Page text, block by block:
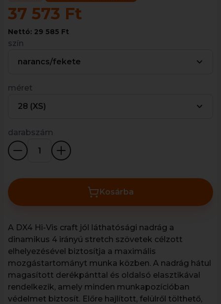
37 573 Ft
Nettó: 29 585 Ft
szín
narancs/fekete
méret
28 (XS)
darabszám
Kosárba
A DX4 Hi-Vis craft jól láthatósági nadrág a
dinamikus 4 irányú stretch szövetek célzott
elhelyezésével biztosítja a maximális
mozgástartományt munka közben. A nadrág hátul
magasított derékpánttal és oldalsó elasztikával
rendelkezik, amely minden munkapozícióban
védelmet biztosít. Előre hajlított, felülről tölthető,